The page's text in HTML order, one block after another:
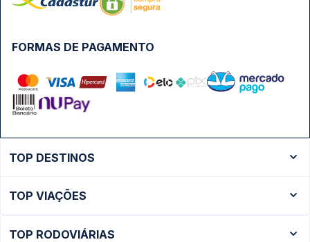
FORMAS DE PAGAMENTO
TOP DESTINOS
Ônibus São Paulo
TOP VIAÇÕES
TOP RODOVIÁRIAS